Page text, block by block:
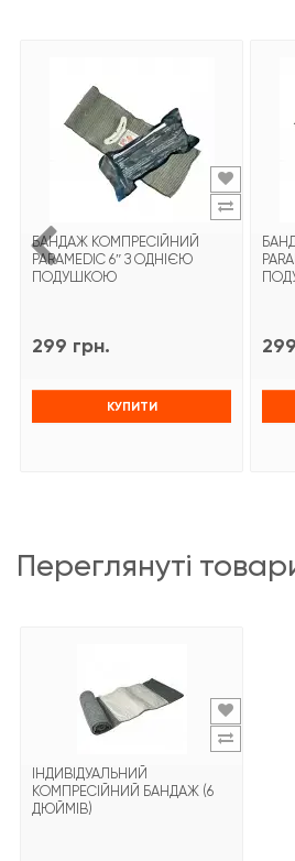
БАНДАЖ КОМПРЕСІЙНИЙ
PARAMEDIC 6″ З ОДНІЄЮ
ПОДУШКОЮ
299 грн.
КУПИТИ
переглянуті
ІНДИВІДУАЛЬНИЙ
КОМПРЕСІЙНИЙ БАНДАЖ (6
ДЮЙМІВ)